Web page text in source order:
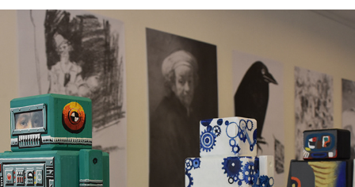
STRIPMAKERS X RIJKSWACHTERS